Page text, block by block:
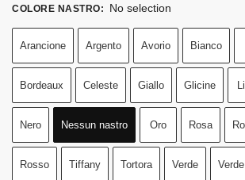
COLORE NASTRO: No selection
Arancione Argento Avorio Bianco
Bordeaux Celeste Giallo Glicine
Nero Nessun nastro Oro Rosa
Rosso Tiffany Tortora Verde